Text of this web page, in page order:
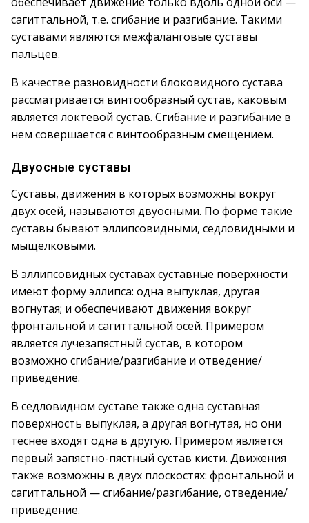
сагиттальной, т.е. сгибание и разгибание. Такими
суставами являются межфаланговые суставы
пальцев.
В качестве разновидности блоковидного сустава
рассматривается винтообразный сустав, каковым
является локтевой сустав. Сгибание и разгибание в
нем совершается с винтообразным смещением.
Двуосные суставы
Суставы, движения в которых возможны вокруг
двух осей, называются двуосными. По форме такие
суставы бывают эллипсовидными, седловидными и
мыщелковыми.
В эллипсовидных суставах суставные поверхности
имеют форму эллипса: одна выпуклая, другая
вогнутая; и обеспечивают движения вокруг
фронтальной и сагиттальной осей. Примером
является лучезапястный сустав, в котором
возможно сгибание/разгибание и отведение/
приведение.
В седловидном суставе также одна суставная
поверхность выпуклая, а другая вогнутая, но они
теснее входят одна в другую. Примером является
первый запястно-пястный сустав кисти. Движения
также возможны в двух плоскостях: фронтальной и
сагиттальной — сгибание/разгибание, отведение/
приведение.